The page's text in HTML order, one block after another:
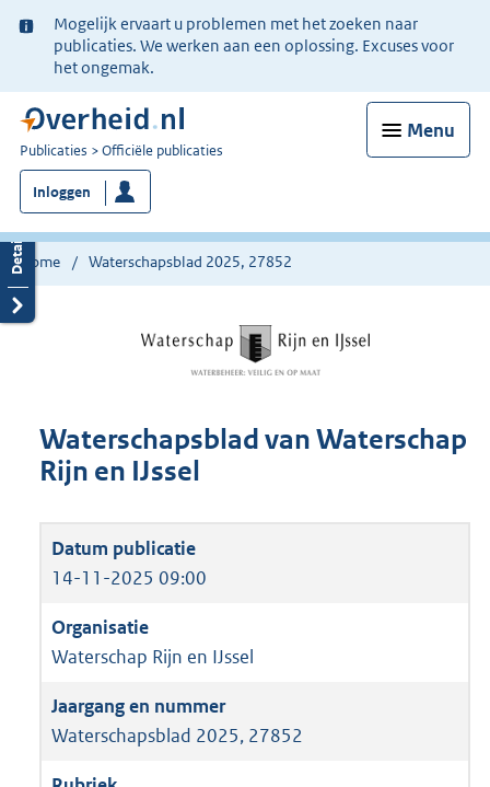
Ter
informatie:
Mogelijk ervaart u problemen met het zoeken naar
publicaties. We werken aan een oplossing. Excuses voor
het ongemak.
Menu
U
bent
nu
hier:
Publicaties Officiële publicaties
Inloggen
Home Waterschapsblad 2025, 27852
Waterschapsblad van Waterschap
Rijn en IJssel
14-11-2025 09:00
Waterschap Rijn en IJssel
Waterschapsblad 2025, 27852